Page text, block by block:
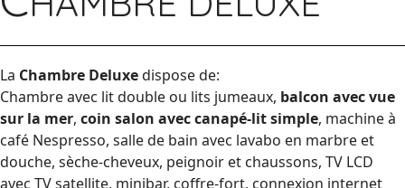
La Chambre Deluxedispose de:
Chambre avec lit double ou lits jumeaux, balcon avec vue
sur la mer, coin salon avec canapé-lit simple, machine à
café Nespresso, salle de bain avec lavabo en marbre et
douche, sèche-cheveux, peignoir et chaussons, TV LCD
avec TV satellite, minibar, coffre-fort, connexion internet